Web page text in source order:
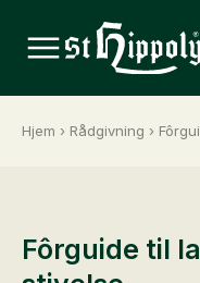
Hjem › Rådgivning ›
Fôrguide til